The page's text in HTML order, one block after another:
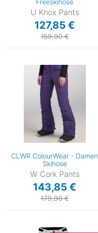
Freeskihose
U Knox Pants
127,85 €
159,90 €
CLWR ColourWear - Damen
Skihose
W Cork Pants
143,85 €
179,90 €